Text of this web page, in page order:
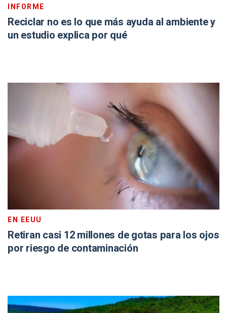
INFORME
Reciclar no es lo que más ayuda al ambiente y
un estudio explica por qué
EN EEUU
Retiran casi 12 millones de gotas para los ojos
por riesgo de contaminación